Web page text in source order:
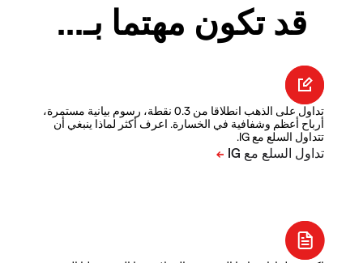
قد تكون مهتما بـ...
تداول على الذهب انطلاقا من 0.3 نقطة، رسوم بيانية مستمرة،
أرباح أعظم وشفافية في الخسارة. اعرف أكثر لماذا ينبغي أن
تتداول السلع مع IG.